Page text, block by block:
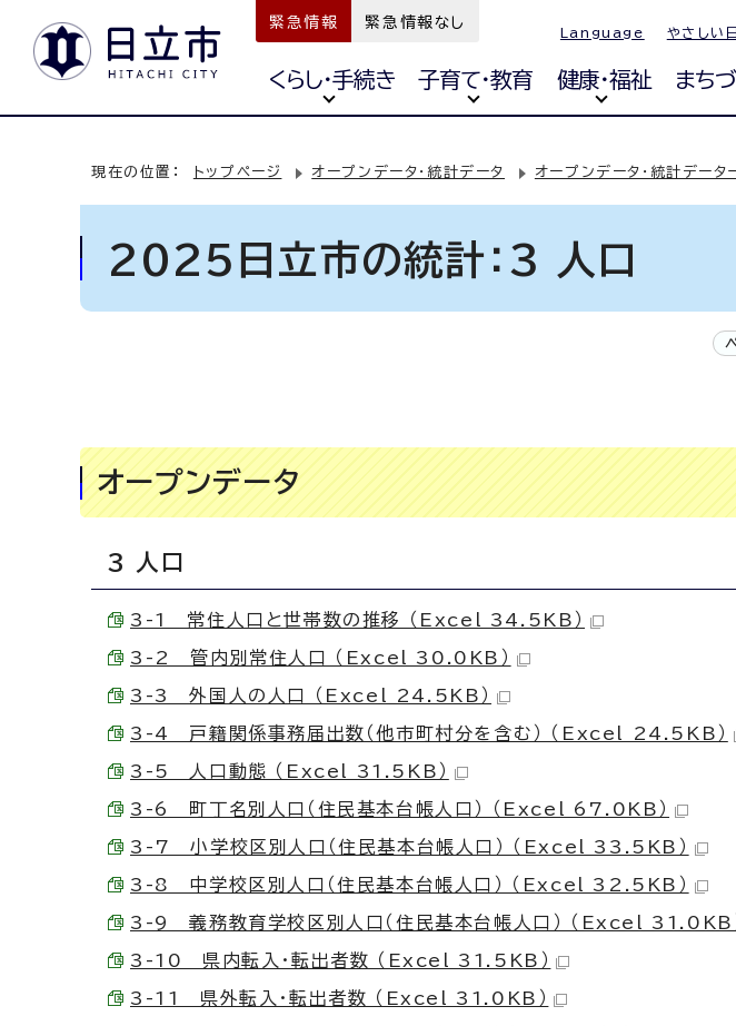
緊急情報 緊急情報なし
Language やさしい
くらし・手続き 子育て・教育 健康・福祉 まち
現在の位置： トップページ オープンデータ・統計データ オープンデータ・統計データ
2025日立市の統計：3 人口
オープンデータ
3 人口
3-1 常住人口と世帯数の推移 （Excel 34.5KB）
3-2 管内別常住人口 （Excel 30.0KB）
3-3 外国人の人口 （Excel 24.5KB）
3-4 戸籍関係事務届出数（他市町村分を含む） （Excel 24.5KB）
3-5 人口動態 （Excel 31.5KB）
3-6 町丁名別人口（住民基本台帳人口） （Excel 67.0KB）
3-7 小学校区別人口（住民基本台帳人口） （Excel 33.5KB）
3-8 中学校区別人口（住民基本台帳人口） （Excel 32.5KB）
3-9 義務教育学校区別人口（住民基本台帳人口） （Excel 31.0KB
3-10 県内転入・転出者数 （Excel 31.5KB）
3-11 県外転入・転出者数 （Excel 31.0KB）